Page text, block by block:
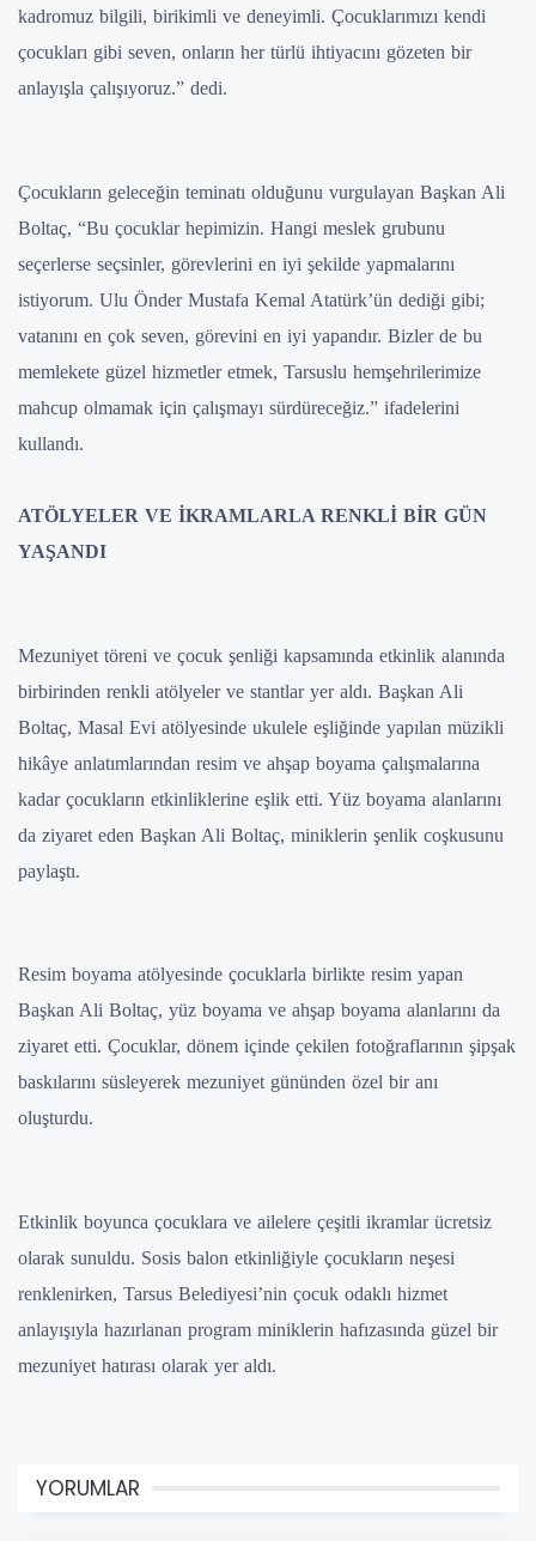
kadromuz bilgili, birikimli ve deneyimli. Çocuklarımızı kendi
çocukları gibi seven, onların her türlü ihtiyacını gözeten bir
anlayışla çalışıyoruz.” dedi.
Çocukların geleceğin teminatı olduğunu vurgulayan Başkan Ali
Boltaç, “Bu çocuklar hepimizin. Hangi meslek grubunu
seçerlerse seçsinler, görevlerini en iyi şekilde yapmalarını
istiyorum. Ulu Önder Mustafa Kemal Atatürk’ün dediği gibi;
vatanını en çok seven, görevini en iyi yapandır. Bizler de bu
memlekete güzel hizmetler etmek, Tarsuslu hemşehrilerimize
mahcup olmamak için çalışmayı sürdüreceğiz.” ifadelerini
kullandı.
ATÖLYELER VE İKRAMLARLA RENKLİ BİR GÜN
YAŞANDI
Mezuniyet töreni ve çocuk şenliği kapsamında etkinlik alanında
birbirinden renkli atölyeler ve stantlar yer aldı. Başkan Ali
Boltaç, Masal Evi atölyesinde ukulele eşliğinde yapılan müzikli
hikâye anlatımlarından resim ve ahşap boyama çalışmalarına
kadar çocukların etkinliklerine eşlik etti. Yüz boyama alanlarını
da ziyaret eden Başkan Ali Boltaç, miniklerin şenlik coşkusunu
paylaştı.
Resim boyama atölyesinde çocuklarla birlikte resim yapan
Başkan Ali Boltaç, yüz boyama ve ahşap boyama alanlarını da
ziyaret etti. Çocuklar, dönem içinde çekilen fotoğraflarının şipşak
baskılarını süsleyerek mezuniyet gününden özel bir anı
oluşturdu.
Etkinlik boyunca çocuklara ve ailelere çeşitli ikramlar ücretsiz
olarak sunuldu. Sosis balon etkinliğiyle çocukların neşesi
renklenirken, Tarsus Belediyesi’nin çocuk odaklı hizmet
anlayışıyla hazırlanan program miniklerin hafızasında güzel bir
mezuniyet hatırası olarak yer aldı.
YORUMLAR